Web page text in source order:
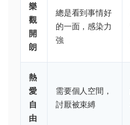
樂
觀
開
朗
總是看到事情好
的一面，感染力
強
熱
愛
自
由
需要個人空間，
討厭被束縛